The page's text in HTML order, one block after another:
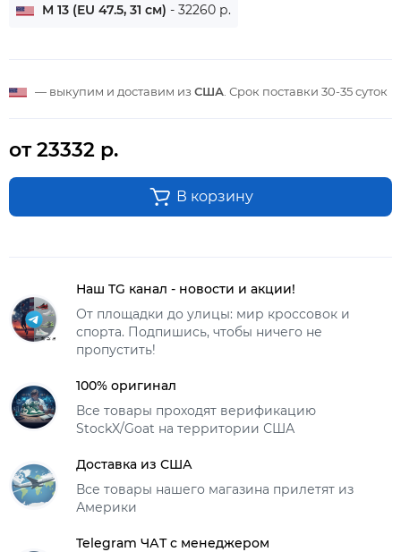
M 13 (EU 47.5, 31 см) - 32260 р.
— выкупим и доставим из США . Срок поставки 30-35 суток
от 23332 р.
В корзину
Наш TG канал - новости и акции!
От площадки до улицы: мир кроссовок и
спорта. Подпишись, чтобы ничего не
пропустить!
100% оригинал
Все товары проходят верификацию
StockX/Goat на территории США
Доставка из США
Все товары нашего магазина прилетят из
Америки
Telegram ЧАТ с менеджером